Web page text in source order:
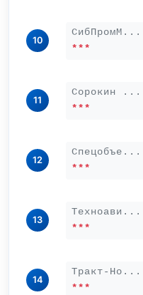
10
СибПромМ...
***
11
Сорокин ...
***
12
Спецобъе...
***
13
Техноави...
***
14
Тракт-Но...
***